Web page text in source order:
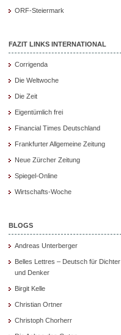
ORF-Steiermark
FAZIT LINKS INTERNATIONAL
Corrigenda
Die Weltwoche
Die Zeit
Eigentümlich frei
Financial Times Deutschland
Frankfurter Allgemeine Zeitung
Neue Zürcher Zeitung
Spiegel-Online
Wirtschafts-Woche
BLOGS
Andreas Unterberger
Belles Lettres – Deutsch für Dichter
und Denker
Birgit Kelle
Christian Ortner
Christoph Chorherr